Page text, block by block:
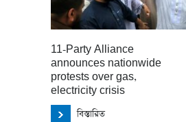
11-Party Alliance
announces nationwide
protests over gas,
electricity crisis
বিস্তারিত